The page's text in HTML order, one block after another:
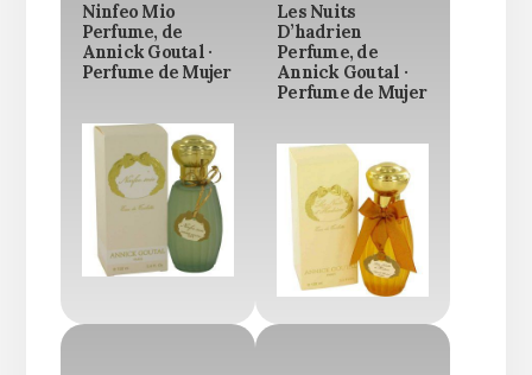
Ninfeo Mio
Perfume, de
Annick Goutal ·
Perfume de Mujer
Les Nuits
D’hadrien
Perfume, de
Annick Goutal ·
Perfume de Mujer